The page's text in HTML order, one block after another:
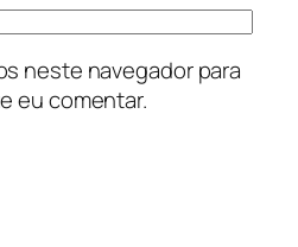
neste navegador para
eu comentar.